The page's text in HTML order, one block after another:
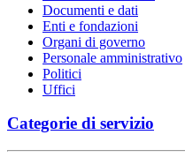
Documenti e dati
Enti e fondazioni
Organi di governo
Personale amministrativo
Politici
Uffici
Categorie di servizio